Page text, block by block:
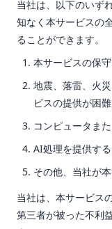
当社は、以下のいず
知なく本サービスの
ることができます。
本サービスの保
地震、落雷、火
ビスの提供が困
コンピュータま
AI処理を提供す
その他、当社が
当社は、本サービス
第三者が被った不利